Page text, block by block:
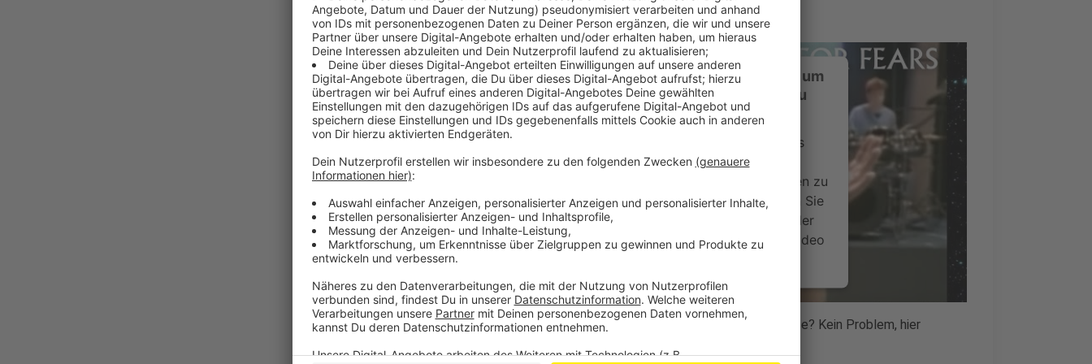
Wir benötigen Ihre Zustimmung, um
den YouTube Video-Service zu
laden!
Wir verwenden einen Service eines
Drittanbieters, um Videoinhalte
einzubetten. Dieser Service kann Daten zu
Ihren Aktivitäten sammeln. Bitte lesen Sie
die Details durch und stimmen Sie der
Nutzung des Service zu, um dieses Video
Mehr Informationen
Ihr wollt den perfekten Soundtrack für euren Urlaub auf der Straße? Kein Problem, hier